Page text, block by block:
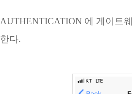
AUTHENTICATION 에 게이트
한다.